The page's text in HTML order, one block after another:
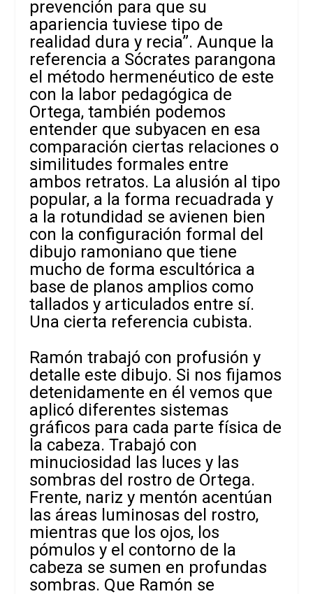
prevención para que su
apariencia tuviese tipo de
realidad dura y recia”. Aunque la
referencia a Sócrates parangona
el método hermenéutico de este
con la labor pedagógica de
Ortega, también podemos
entender que subyacen en esa
comparación ciertas relaciones o
similitudes formales entre
ambos retratos. La alusión al tipo
popular, a la forma recuadrada y
a la rotundidad se avienen bien
con la configuración formal del
dibujo ramoniano que tiene
mucho de forma escultórica a
base de planos amplios como
tallados y articulados entre sí.
Una cierta referencia cubista.
Ramón trabajó con profusión y
detalle este dibujo. Si nos fijamos
detenidamente en él vemos que
aplicó diferentes sistemas
gráficos para cada parte física de
la cabeza. Trabajó con
minuciosidad las luces y las
sombras del rostro de Ortega.
Frente, nariz y mentón acentúan
las áreas luminosas del rostro,
mientras que los ojos, los
pómulos y el contorno de la
cabeza se sumen en profundas
sombras. Que Ramón se